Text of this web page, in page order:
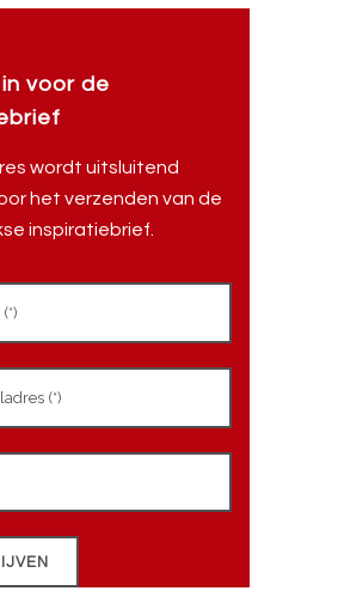
voor de
wordt uitsluitend
het verzenden van de
inspiratiebrief.